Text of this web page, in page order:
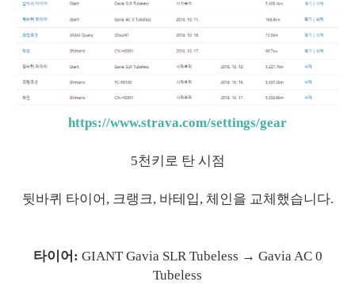
https://www.strava.com/settings/gear
5천키로 탄 시점
뒷바퀴 타이어, 크랭크, 바테입, 체인을 교체했습니다.
타이어: GIANT Gavia SLR Tubeless → Gavia AC 0
Tubeless